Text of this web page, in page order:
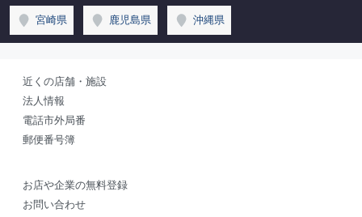
宮崎県 鹿児島県 沖縄県
近くの店舗・施設
法人情報
電話市外局番
郵便番号簿
お店や企業の無料登録
お問い合わせ